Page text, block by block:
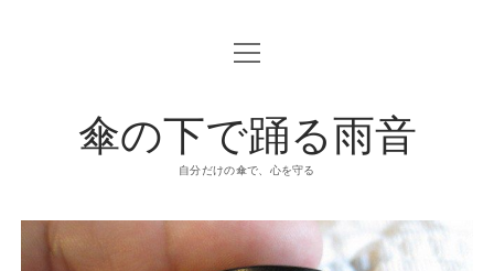
o
p
m
e
n
u
傘の下で踊る雨音
自分だけの傘で、心を守る